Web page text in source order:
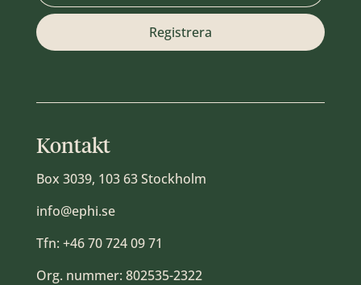
Kontakt
Box 3039, 103 63 Stockholm
info@ephi.se
Tfn: +46 70 724 09 71
Org. nummer: 802535-2322